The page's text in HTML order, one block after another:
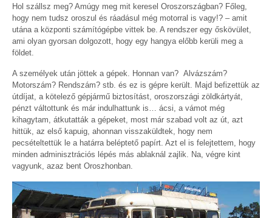
Hol szállsz meg? Amúgy meg mit keresel Oroszországban? Főleg,
hogy nem tudsz oroszul és ráadásul még motorral is vagy!? – amit
utána a központi számítógépbe vittek be. A rendszer egy őskövület,
ami olyan gyorsan dolgozott, hogy egy hangya előbb kerüli meg a
földet.
A személyek után jöttek a gépek. Honnan van? Alvázszám?
Motorszám? Rendszám? stb. és ez is gépre került. Majd befizettük az
útdíjat, a kötelező gépjármű biztosítást, oroszországi zöldkártyát,
pénzt váltottunk és már indulhattunk is… ácsi, a vámot még
kihagytam, átkutatták a gépeket, most már szabad volt az út, azt
hittük, az első kapuig, ahonnan visszaküldtek, hogy nem
pecsételtettük le a határra beléptető papírt. Azt el is felejtettem, hogy
minden adminisztrációs lépés más ablaknál zajlik. Na, végre kint
vagyunk, azaz bent Oroszhonban.